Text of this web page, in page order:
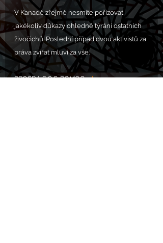
V Kanadě zřejmě nesmíte pořizovat
jakékoliv důkazy ohledně týrání ostatních
živočichů. Poslední případ dvou aktivistů za
práva zvířat mluví za vše.
PROSBA S.O.S. POMOC zde.